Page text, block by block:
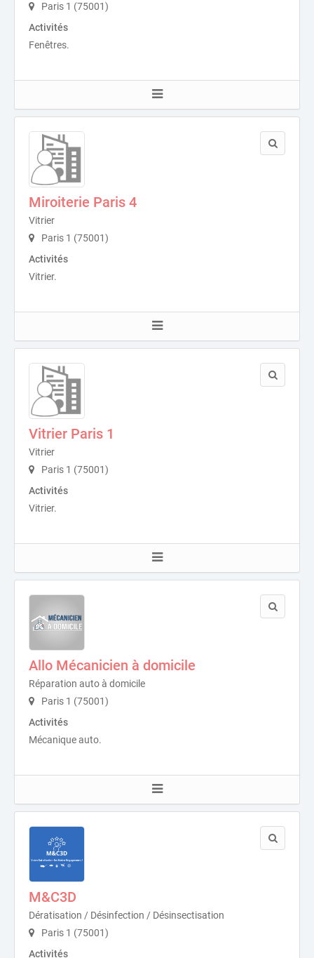
Paris 1 (75001)
Activités
Fenêtres.
Miroiterie Paris 4
Vitrier
Paris 1 (75001)
Activités
Vitrier.
Vitrier Paris 1
Vitrier
Paris 1 (75001)
Activités
Vitrier.
Allo Mécanicien à domicile
Réparation auto à domicile
Paris 1 (75001)
Activités
Mécanique auto.
M&C3D
Dératisation / Désinfection / Désinsectisation
Paris 1 (75001)
Activités